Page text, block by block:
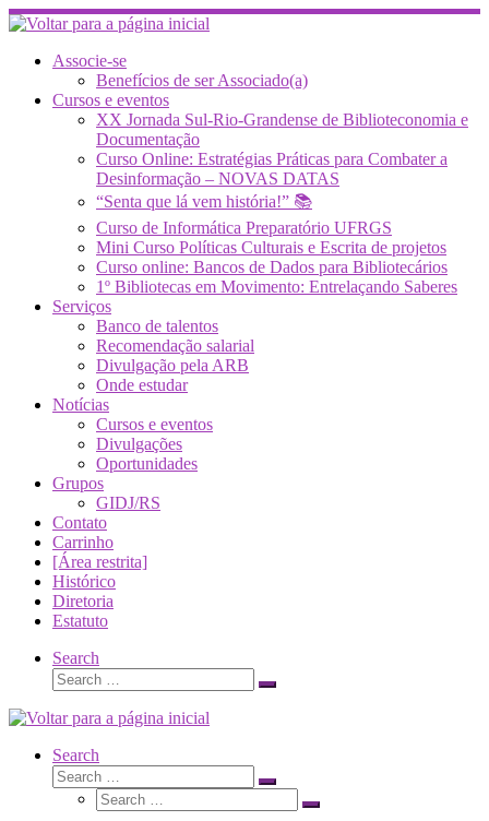
Skip
to
contentAssocie-se
Benefícios de ser Associado(a)
Cursos e eventos
XX Jornada Sul-Rio-Grandense de Biblioteconomia e
Documentação
Curso Online: Estratégias Práticas para Combater a
Desinformação – NOVAS DATAS
“Senta que lá vem história!” 📚
Curso de Informática Preparatório UFRGS
Mini Curso Políticas Culturais e Escrita de projetos
Curso online: Bancos de Dados para Bibliotecários
1º Bibliotecas em Movimento: Entrelaçando Saberes
Serviços
Banco de talentos
Recomendação salarial
Divulgação pela ARB
Onde estudar
Notícias
Cursos e eventos
Divulgações
Oportunidades
Grupos
GIDJ/RS
Contato
Carrinho
[Área restrita]
Histórico
Diretoria
Estatuto
Search
Search
Search
Search
Search
Search
Search
Search